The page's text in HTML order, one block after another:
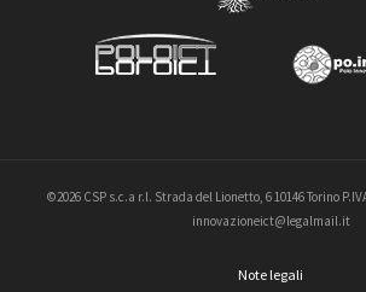
©2026 CSP s.c.a r.l. Strada del Lionetto, 6 10146 Torino
innovazioneict@legalmail.it
Note legali